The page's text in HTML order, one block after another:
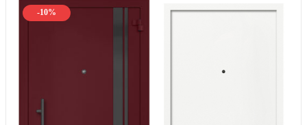
-10%